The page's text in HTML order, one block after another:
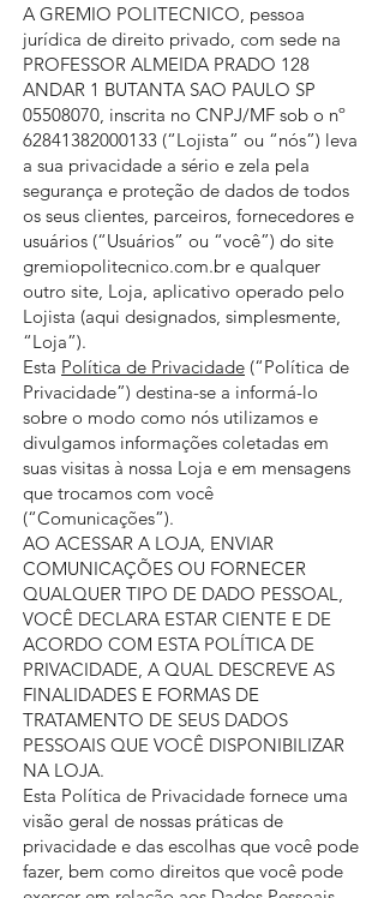
A GREMIO POLITECNICO, pessoa
jurídica de direito privado, com sede na
PROFESSOR ALMEIDA PRADO 128
ANDAR 1 BUTANTA SAO PAULO SP
05508070, inscrita no CNPJ/MF sob o nº
62841382000133 (“Lojista” ou “nós”) leva
a sua privacidade a sério e zela pela
segurança e proteção de dados de todos
os seus clientes, parceiros, fornecedores e
usuários (“Usuários” ou “você”) do site
gremiopolitecnico.com.br e qualquer
outro site, Loja, aplicativo operado pelo
Lojista (aqui designados, simplesmente,
“Loja”).
Esta Política de Privacidade (“Política de
Privacidade”) destina-se a informá-lo
sobre o modo como nós utilizamos e
divulgamos informações coletadas em
suas visitas à nossa Loja e em mensagens
que trocamos com você
(“Comunicações”).
AO ACESSAR A LOJA, ENVIAR
COMUNICAÇÕES OU FORNECER
QUALQUER TIPO DE DADO PESSOAL,
VOCÊ DECLARA ESTAR CIENTE E DE
ACORDO COM ESTA POLÍTICA DE
PRIVACIDADE, A QUAL DESCREVE AS
FINALIDADES E FORMAS DE
TRATAMENTO DE SEUS DADOS
PESSOAIS QUE VOCÊ DISPONIBILIZAR
NA LOJA.
Esta Política de Privacidade fornece uma
visão geral de nossas práticas de
privacidade e das escolhas que você pode
fazer, bem como direitos que você pode